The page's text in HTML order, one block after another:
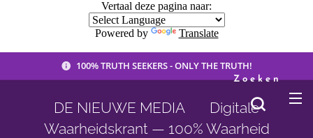
Vertaal deze pagina naar:
Powered by Translate
100% TRUTH SEEKERS - ONLY THE TRUTH!
DE NIEUWE MEDIA 🟣 Digitale
Waarheidskrant — 100% Waarheid
Zoeken